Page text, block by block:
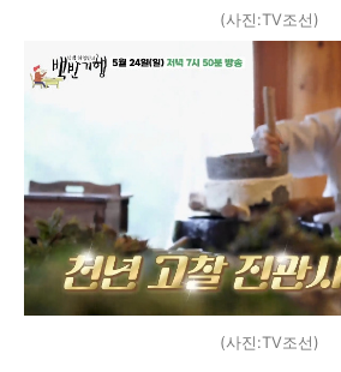
(사진:TV조선)
(사진:TV조선)